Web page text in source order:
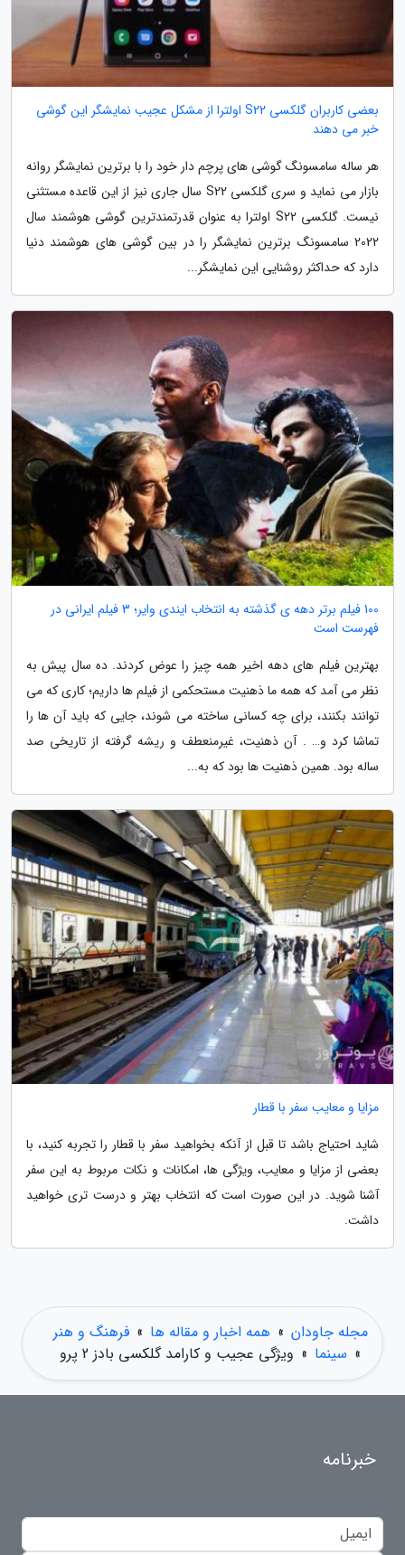
بعضی کاربران گلکسی S22 اولترا از مشکل عجیب نمایشگر این گوشی
خبر می دهند
هر ساله سامسونگ گوشی های پرچم دار خود را با برترین نمایشگر روانه
بازار می نماید و سری گلکسی S22 سال جاری نیز از این قاعده مستثنی
نیست. گلکسی S22 اولترا به عنوان قدرتمندترین گوشی هوشمند سال
2022 سامسونگ برترین نمایشگر را در بین گوشی های هوشمند دنیا
دارد که حداکثر روشنایی این نمایشگر...
100 فیلم برتر دهه ی گذشته به انتخاب ایندی وایر؛ 3 فیلم ایرانی در
فهرست است
بهترین فیلم های دهه اخیر همه چیز را عوض کردند. ده سال پیش به
نظر می آمد که همه ما ذهنیت مستحکمی از فیلم ها داریم؛ کاری که می
توانند بکنند، برای چه کسانی ساخته می شوند، جایی که باید آن ها را
تماشا کرد و… . آن ذهنیت، غیرمنعطف و ریشه گرفته از تاریخی صد
ساله بود. همین ذهنیت ها بود که به...
مزایا و معایب سفر با قطار
شاید احتیاج باشد تا قبل از آنکه بخواهید سفر با قطار را تجربه کنید، با
بعضی از مزایا و معایب، ویژگی ها، امکانات و نکات مربوط به این سفر
آشنا شوید. در این صورت است که انتخاب بهتر و درست تری خواهید
داشت.
مجله جاودان » همه اخبار و مقاله ها » فرهنگ و هنر
» سینما » ویژگی عجیب و کارامد گلکسی بادز 2 پرو
خبرنامه